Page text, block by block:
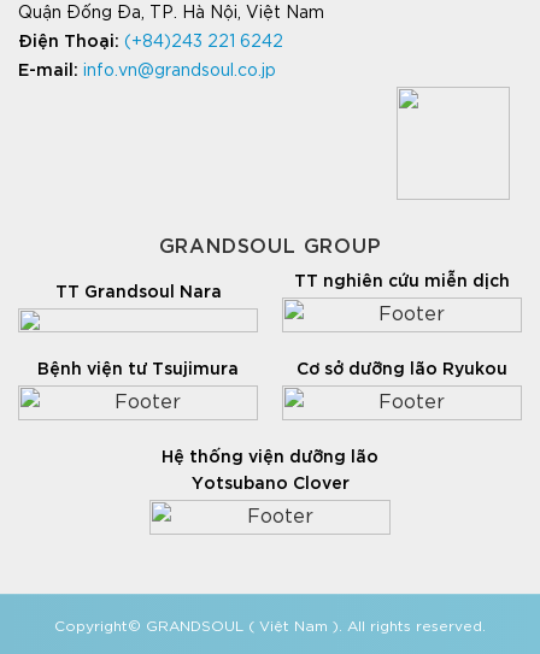
Quận Đống Đa, TP. Hà Nội, Việt Nam
Điện Thoại: (+84)243 221 6242
E-mail: info.vn@grandsoul.co.jp
GRANDSOUL GROUP
TT Grandsoul Nara
TT nghiên cứu miễn dịch
Bệnh viện tư Tsujimura Cơ sở dưỡng lão Ryukou
Hệ thống viện dưỡng lão
Yotsubano Clover
Copyright© GRANDSOUL ( Việt Nam ). All rights reserved.